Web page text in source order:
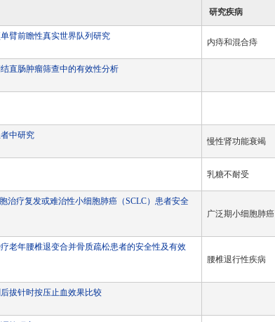
研究疾病
臂前瞻性真实世界队列研究
内痔和混合痔
直肠肿瘤筛查中的有效性分析
中研究
慢性肾功能衰竭
乳糖不耐受
治疗复发或难治性小细胞肺癌（SCLC）患者安全
广泛期小细胞肺癌
老年腰椎退变合并骨质疏松患者的安全性及有效
腰椎退行性疾病
拔针时按压止血效果比较